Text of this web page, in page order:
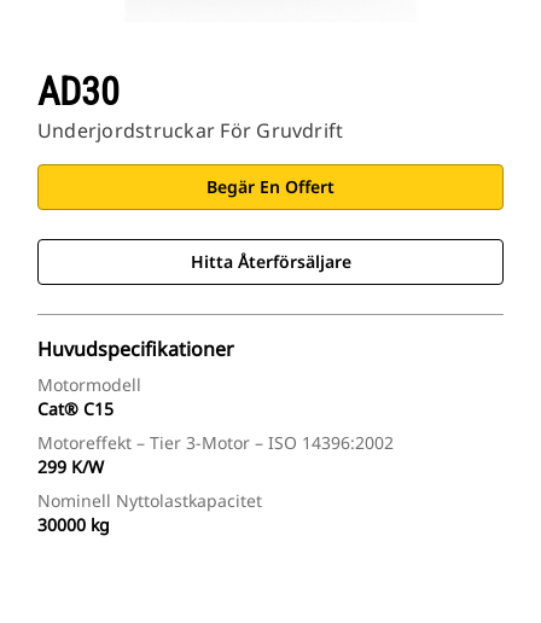
AD30
Underjordstruckar För Gruvdrift
Begär En Offert
Hitta Återförsäljare
Huvudspecifikationer
Motormodell
Cat® C15
Motoreffekt – Tier 3-Motor – ISO 14396:2002
299 K/W
Nominell Nyttolastkapacitet
30000 kg